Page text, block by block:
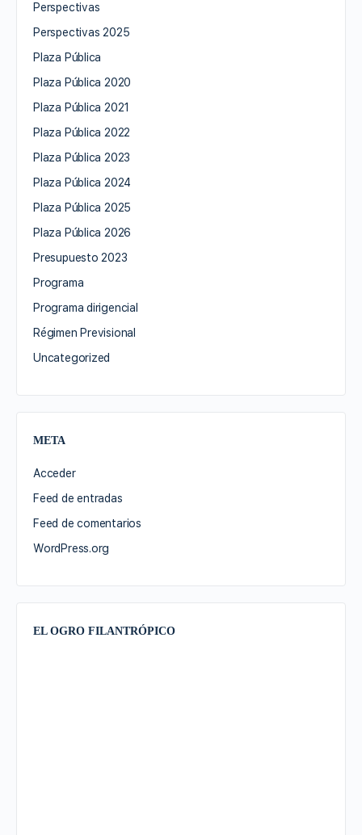
Perspectivas
Perspectivas 2025
Plaza Pública
Plaza Pública 2020
Plaza Pública 2021
Plaza Pública 2022
Plaza Pública 2023
Plaza Pública 2024
Plaza Pública 2025
Plaza Pública 2026
Presupuesto 2023
Programa
Programa dirigencial
Régimen Previsional
Uncategorized
META
Acceder
Feed de entradas
Feed de comentarios
WordPress.org
EL OGRO FILANTRÓPICO